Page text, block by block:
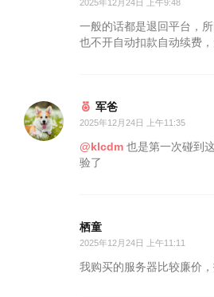
2025年12月24日 上午9:48
一般的话都是退回平台，
也不开自动扣款自动续费
军爸
2025年12月24日 上午11:35
@klcdm 也是第一次碰到
验了
栖童
2025年12月24日 上午11:11
我购买的服务器比较廉价